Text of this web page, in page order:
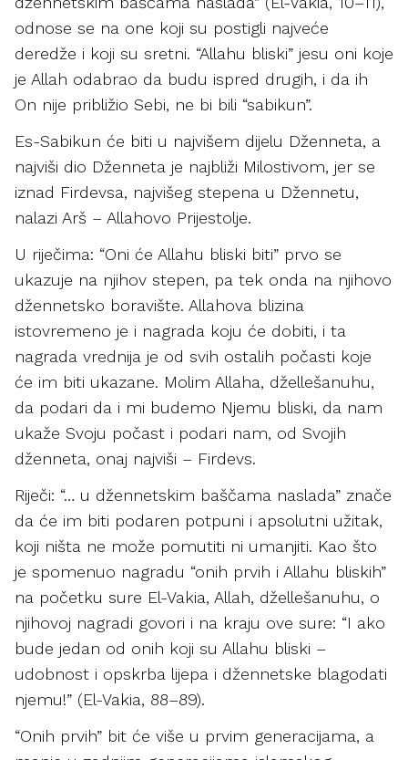
odnose se na one koji su postigli najveće
deredže i koji su sretni. “Allahu bliski” jesu oni koje
je Allah odabrao da budu ispred drugih, i da ih
On nije približio Sebi, ne bi bili “sabikun”.
Es-Sabikun će biti u najvišem dijelu Dženneta, a
najviši dio Dženneta je najbliži Milostivom, jer se
iznad Firdevsa, najvišeg stepena u Džennetu,
nalazi Arš – Allahovo Prijestolje.
U riječima: “Oni će Allahu bliski biti” prvo se
ukazuje na njihov stepen, pa tek onda na njihovo
džennetsko boravište. Allahova blizina
istovremeno je i nagrada koju će dobiti, i ta
nagrada vrednija je od svih ostalih počasti koje
će im biti ukazane. Molim Allaha, džellešanuhu,
da podari da i mi budemo Njemu bliski, da nam
ukaže Svoju počast i podari nam, od Svojih
dženneta, onaj najviši – Firdevs.
Riječi: “… u džennetskim baščama naslada” znače
da će im biti podaren potpuni i apsolutni užitak,
koji ništa ne može pomutiti ni umanjiti. Kao što
je spomenuo nagradu “onih prvih i Allahu bliskih”
na početku sure El-Vakia, Allah, džellešanuhu, o
njihovoj nagradi govori i na kraju ove sure: “I ako
bude jedan od onih koji su Allahu bliski –
udobnost i opskrba lijepa i džennetske blagodati
njemu!” (El-Vakia, 88–89).
“Onih prvih” bit će više u prvim generacijama, a